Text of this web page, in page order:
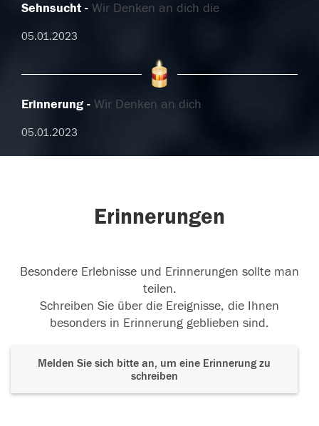
Sehnsucht Wir Denken an dich die
05.01.2023
Erinnerung Wir Denken an dich
05.01.2023
Erinnerungen
Besondere Erlebnisse und Erinnerungen sollte man
teilen.
Schreiben Sie über die Ereignisse, die Ihnen
besonders in Erinnerung geblieben sind.
Melden Sie sich bitte an, um eine Erinnerung zu
schreiben